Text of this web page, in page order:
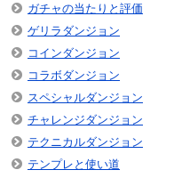
ガチャの当たりと評価
ゲリラダンジョン
コインダンジョン
コラボダンジョン
スペシャルダンジョン
チャレンジダンジョン
テクニカルダンジョン
テンプレと使い道